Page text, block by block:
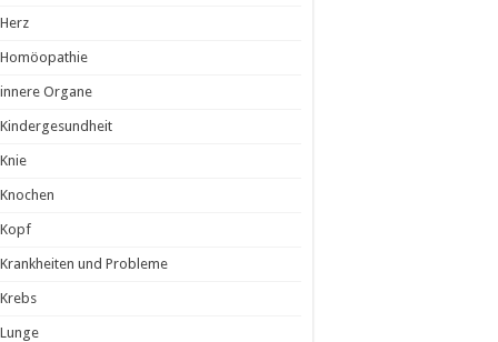
Herz
Homöopathie
innere Organe
Kindergesundheit
Knie
Knochen
Kopf
Krankheiten und Probleme
Krebs
Lunge